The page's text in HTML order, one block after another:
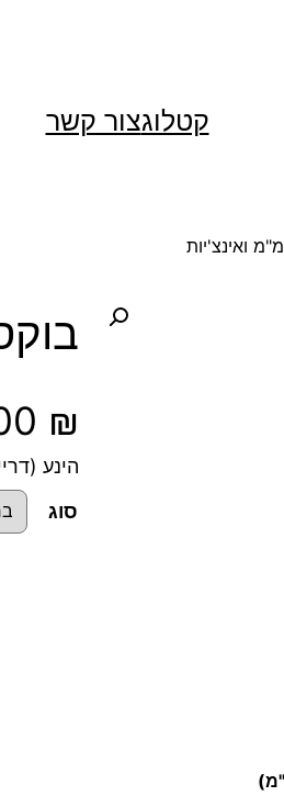
קטלוגצור קשר
ואינצ'יות
₪
הינע (דרייב) "1/
סוג